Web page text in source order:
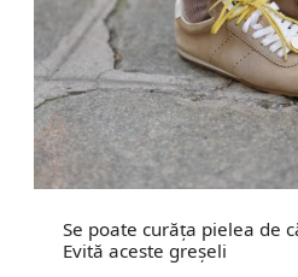
Se poate curăța pielea de
Evită aceste greșeli